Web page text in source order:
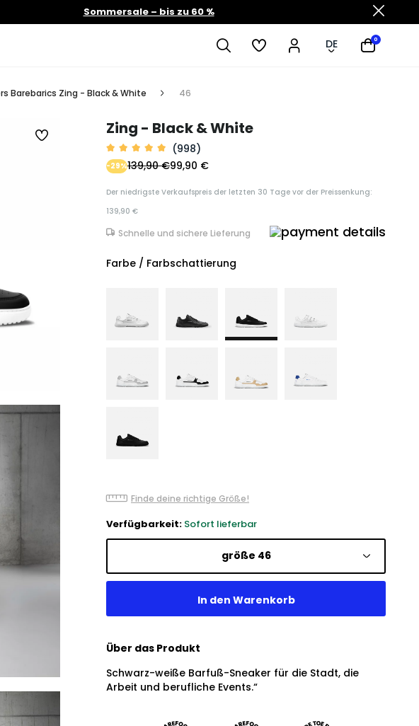
Sommersale – bis zu 60 %
DE 0
Barebarics Zing - Black & White 46
Zing - Black & White
(998)
99,90 €
-29%139,90 €
Der niedrigste Verkaufspreis der letzten 30 Tage vor der Preissenkung:
139,90 €
Schnelle und sichere Lieferung
Farbe / Farbschattierung
Finde deine richtige Größe!
Verfügbarkeit: Sofort lieferbar
größe 46
Über das Produkt
Schwarz-weiße Barfuß-Sneaker für die Stadt, die
Arbeit und berufliche Events.“